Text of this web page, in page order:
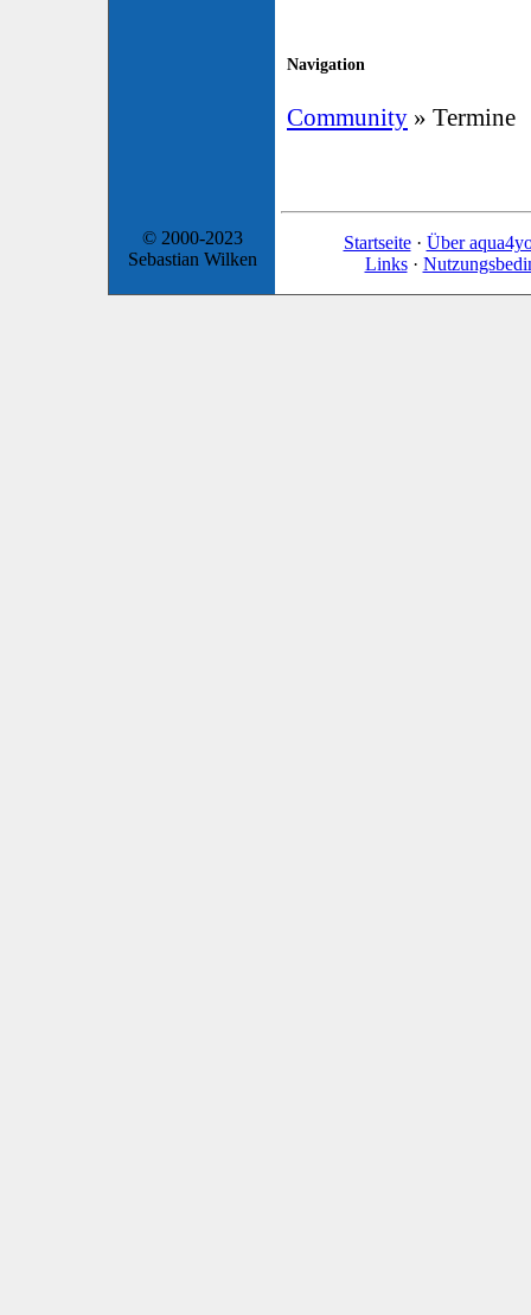
Navigation
Community » Termine
© 2000-2023
Sebastian Wilken
Startseite· Über
Links·